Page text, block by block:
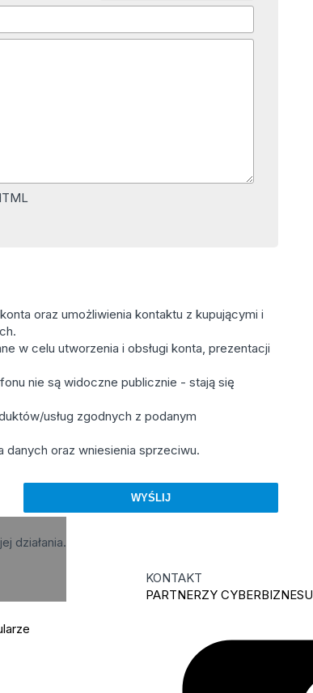
oraz umożliwienia kontaktu z kupującymi i
w celu utworzenia i obsługi konta, prezentacji
nie są widoczne publicznie - stają się
usług zgodnych z podanym
danych oraz wniesienia sprzeciwu.
działania.
KONTAKT
PARTNERZY CYBERBIZNESU